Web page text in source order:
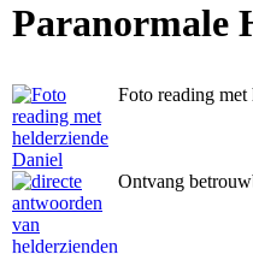
Paranormale
Foto reading
Ontvang